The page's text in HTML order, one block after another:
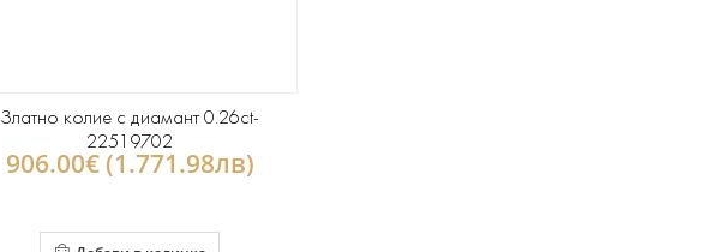
Златно колие с диамант 0.26ct-
22519702
906.00€ (1.771.98лв)